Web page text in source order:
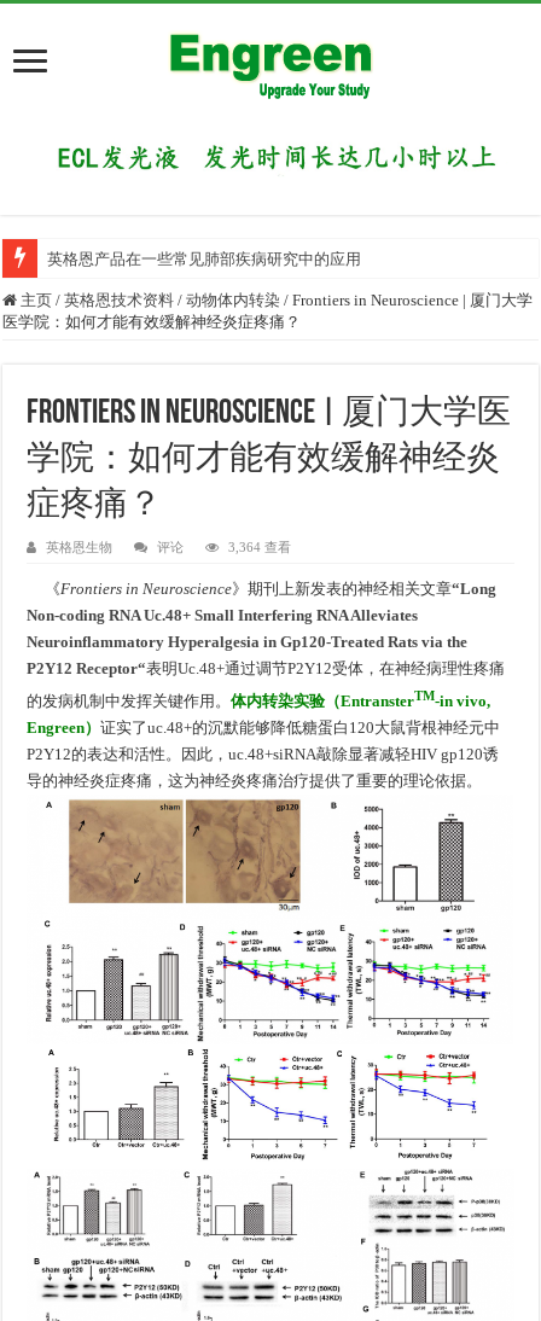
英格恩产品在一些常见肺部疾病研究中的应用
主页 / 英格恩技术资料 / 动物体内转染 / Frontiers in Neuroscience | 厦门大学
医学院：如何才能有效缓解神经炎症疼痛？
Frontiers in Neuroscience | 厦门大学医
学院：如何才能有效缓解神经炎
症疼痛？
英格恩生物 评论 3,364 查看
《Frontiers in Neuroscience》期刊上新发表的神经相关文章“Long
Non-coding RNA Uc.48+ Small Interfering RNA Alleviates
Neuroinflammatory Hyperalgesia in Gp120-Treated Rats via the
P2Y12 Receptor“表明Uc.48+通过调节P2Y12受体，在神经病理性疼痛
的发病机制中发挥关键作用。体内转染实验（EntransterTM-in vivo,
Engreen）证实了uc.48+的沉默能够降低糖蛋白120大鼠背根神经元中
P2Y12的表达和活性。
因此，uc.48+siRNA敲除显著减轻HIV gp120诱
导的神经炎症疼痛，这为神经炎疼痛治疗提供了重要的理论依据。